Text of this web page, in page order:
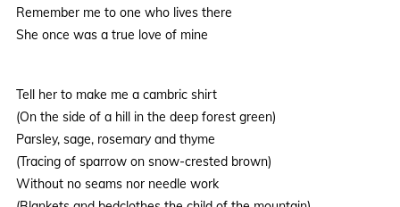
Remember me to one who lives there
She once was a true love of mine
Tell her to make me a cambric shirt
(On the side of a hill in the deep forest green)
Parsley, sage, rosemary and thyme
(Tracing of sparrow on snow-crested brown)
Without no seams nor needle work